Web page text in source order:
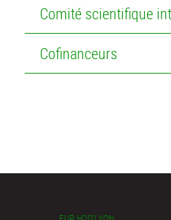
Comité scientifique
Cofinanceurs